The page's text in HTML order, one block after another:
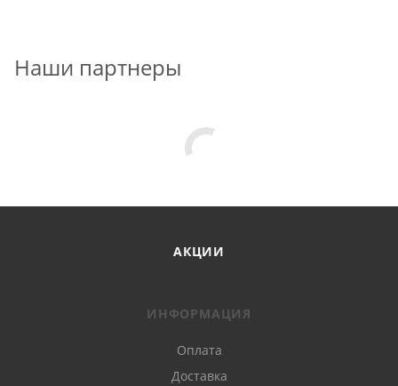
Наши партнеры
АКЦИИ
ИНФОРМАЦИЯ
Оплата
Доставка